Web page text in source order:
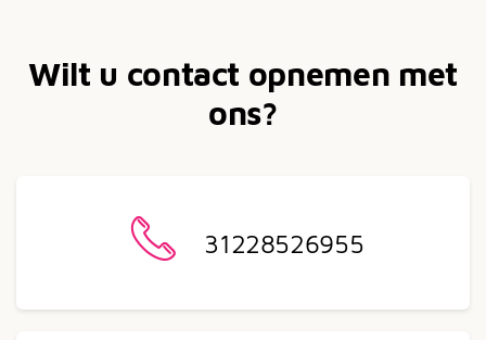
Wilt u contact opnemen met
ons?
31228526955